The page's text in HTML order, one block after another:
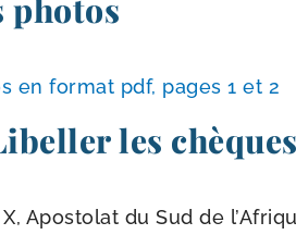
photos
en for­mat pdf, pages 1 et 2
les
Apostolat du Sud de